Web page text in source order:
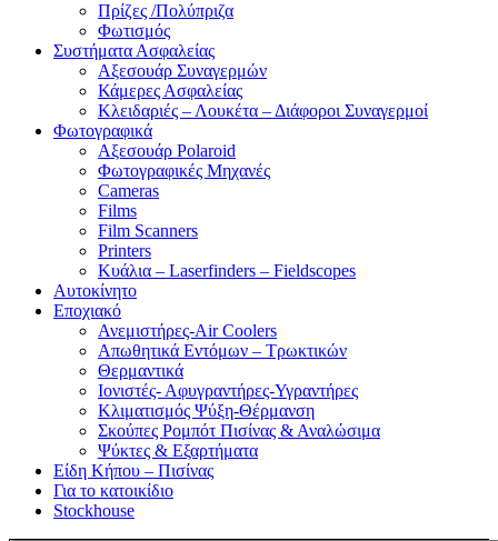
Πρίζες /Πολύπριζα
Φωτισμός
Συστήματα Ασφαλείας
Αξεσουάρ Συναγερμών
Κάμερες Ασφαλείας
Κλειδαριές – Λουκέτα – Διάφοροι Συναγερμοί
Φωτογραφικά
Αξεσουάρ Polaroid
Φωτογραφικές Μηχανές
Cameras
Films
Film Scanners
Printers
Κυάλια – Laserfinders – Fieldscopes
Αυτοκίνητο
Εποχιακό
Ανεμιστήρες-Air Coolers
Απωθητικά Εντόμων – Τρωκτικών
Θερμαντικά
Ιονιστές- Αφυγραντήρες-Υγραντήρες
Κλιματισμός Ψύξη-Θέρμανση
Σκούπες Ρομπότ Πισίνας & Αναλώσιμα
Ψύκτες & Εξαρτήματα
Είδη Κήπου – Πισίνας
Για το κατοικίδιο
Stockhouse